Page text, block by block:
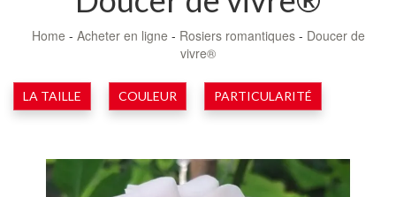
Home - Acheter en ligne - Rosiers romantiques - Doucer de
vivre®
LA TAILLE COULEUR PARTICULARITÉ